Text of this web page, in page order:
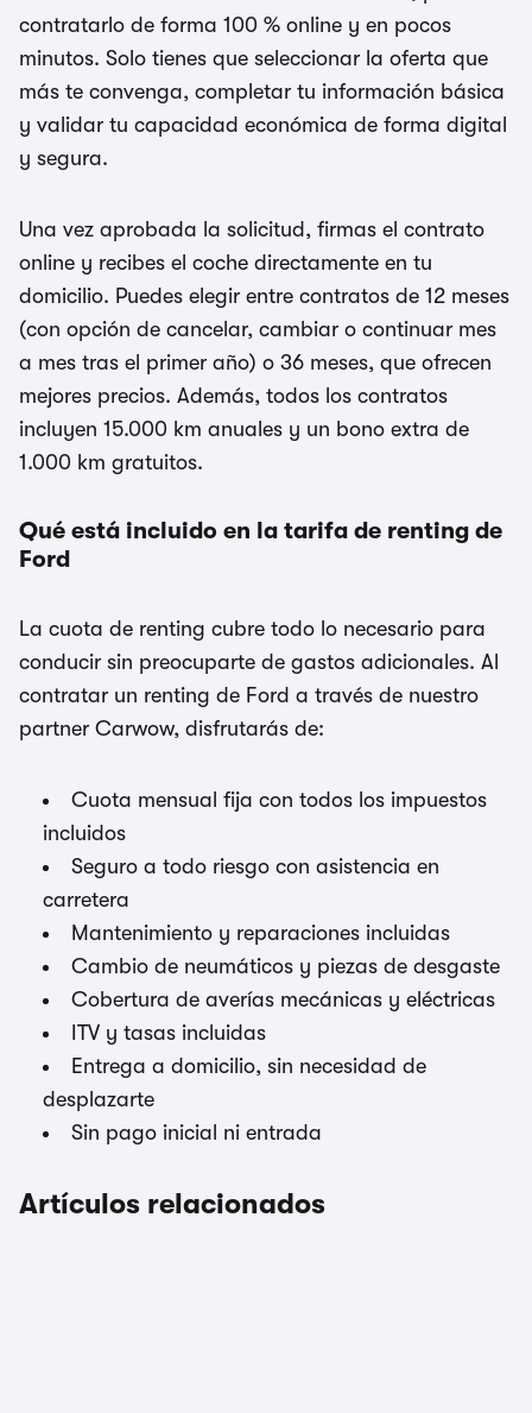
contratarlo de forma 100 % online y en pocos
minutos. Solo tienes que seleccionar la oferta que
más te convenga, completar tu información básica
y validar tu capacidad económica de forma digital
y segura.
Una vez aprobada la solicitud, firmas el contrato
online y recibes el coche directamente en tu
domicilio. Puedes elegir entre contratos de 12 meses
(con opción de cancelar, cambiar o continuar mes
a mes tras el primer año) o 36 meses, que ofrecen
mejores precios. Además, todos los contratos
incluyen 15.000 km anuales y un bono extra de
1.000 km gratuitos.
Qué está incluido en la tarifa de renting de
Ford
La cuota de renting cubre todo lo necesario para
conducir sin preocuparte de gastos adicionales. Al
contratar un renting de Ford a través de nuestro
partner Carwow, disfrutarás de:
Cuota mensual fija con todos los impuestos
incluidos
Seguro a todo riesgo con asistencia en
carretera
Mantenimiento y reparaciones incluidas
Cambio de neumáticos y piezas de desgaste
Cobertura de averías mecánicas y eléctricas
ITV y tasas incluidas
Entrega a domicilio, sin necesidad de
desplazarte
Sin pago inicial ni entrada
Artículos relacionados